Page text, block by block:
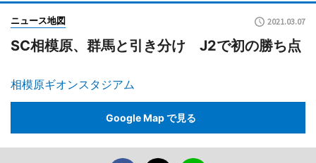
ニュース地図 2021.03.07
SC相模原、群馬と引き分け J2で初の勝ち点
相模原ギオンスタジアム
Google Map で見る